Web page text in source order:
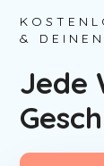
&
Jede